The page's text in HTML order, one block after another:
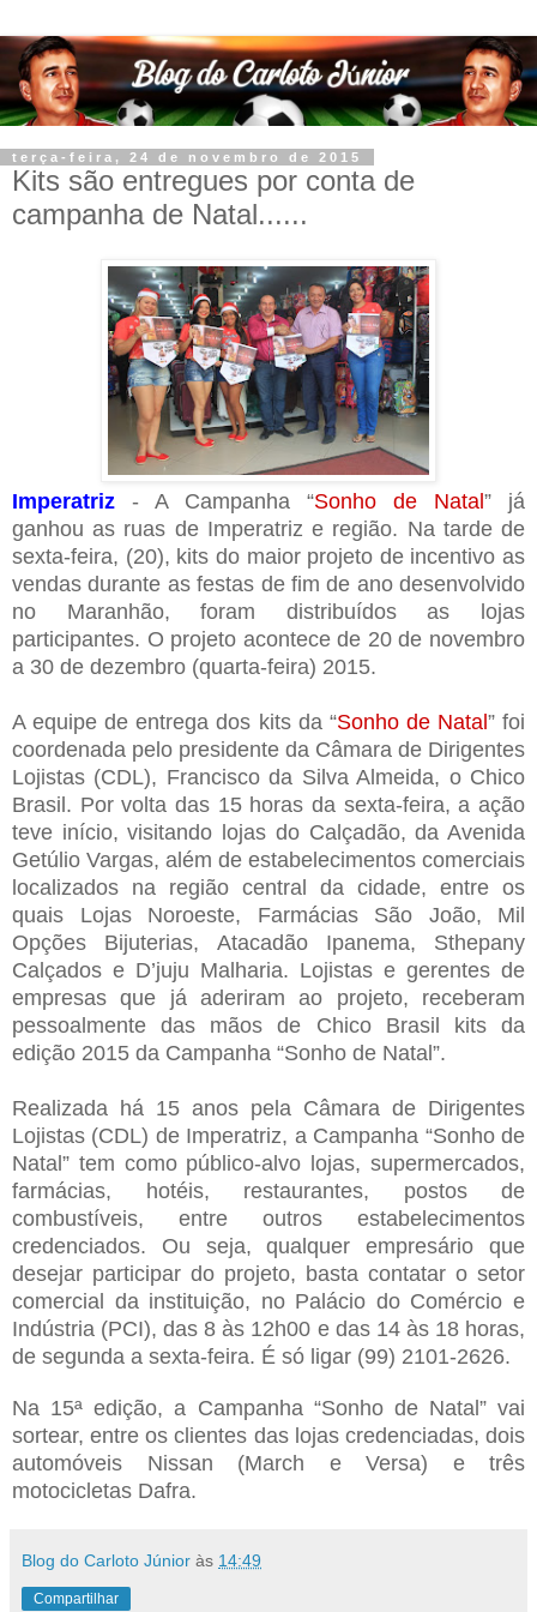
terça-feira, 24 de novembro de 2015
Kits são entregues por conta de
campanha de Natal......
Imperatriz - A Campanha “Sonho de Natal ” já
ganhou as ruas de Imperatriz e região. Na tarde de
sexta-feira, (20), kits do maior projeto de incentivo as
vendas durante as festas de fim de ano desenvolvido
no Maranhão, foram distribuídos as lojas
participantes. O projeto acontece de 20 de novembro
a 30 de dezembro (quarta-feira) 2015.
A equipe de entrega dos kits da “Sonho de Natal ” foi
coordenada pelo presidente da Câmara de Dirigentes
Lojistas (CDL), Francisco da Silva Almeida, o Chico
Brasil. Por volta das 15 horas da sexta-feira, a ação
teve início, visitando lojas do Calçadão, da Avenida
Getúlio Vargas, além de estabelecimentos comerciais
localizados na região central da cidade, entre os
quais Lojas Noroeste, Farmácias São João, Mil
Opções Bijuterias, Atacadão Ipanema, Sthepany
Calçados e D’juju Malharia. Lojistas e gerentes de
empresas que já aderiram ao projeto, receberam
pessoalmente das mãos de Chico Brasil kits da
edição 2015 da Campanha “Sonho de Natal”.
Realizada há 15 anos pela Câmara de Dirigentes
Lojistas (CDL) de Imperatriz, a Campanha “Sonho de
Natal” tem como público-alvo lojas, supermercados,
farmácias, hotéis, restaurantes, postos de
combustíveis, entre outros estabelecimentos
credenciados. Ou seja, qualquer empresário que
desejar participar do projeto, basta contatar o setor
comercial da instituição, no Palácio do Comércio e
Indústria (PCI), das 8 às 12h00 e das 14 às 18 horas,
de segunda a sexta-feira. É só ligar (99) 2101-2626.
Na 15ª edição, a Campanha “Sonho de Natal” vai
sortear, entre os clientes das lojas credenciadas, dois
automóveis Nissan (March e Versa) e três
motocicletas Dafra.
Blog do Carloto Júnior às 14:49
Compartilhar